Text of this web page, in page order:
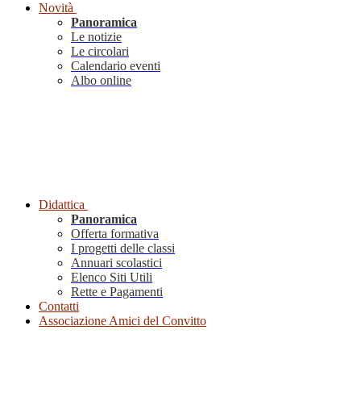
Novità
Panoramica
Le notizie
Le circolari
Calendario eventi
Albo online
Didattica
Panoramica
Offerta formativa
I progetti delle classi
Annuari scolastici
Elenco Siti Utili
Rette e Pagamenti
Contatti
Associazione Amici del Convitto